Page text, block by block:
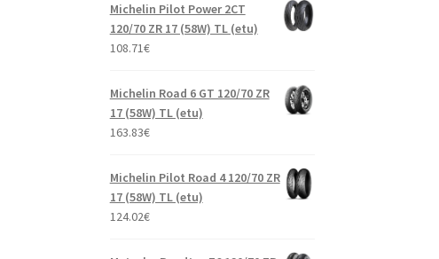
Michelin Pilot Power 2CT
120/70 ZR 17 (58W) TL (etu)
108.71€
Michelin Road 6 GT 120/70 ZR
17 (58W) TL (etu)
163.83€
Michelin Pilot Road 4 120/70 ZR
17 (58W) TL (etu)
124.02€